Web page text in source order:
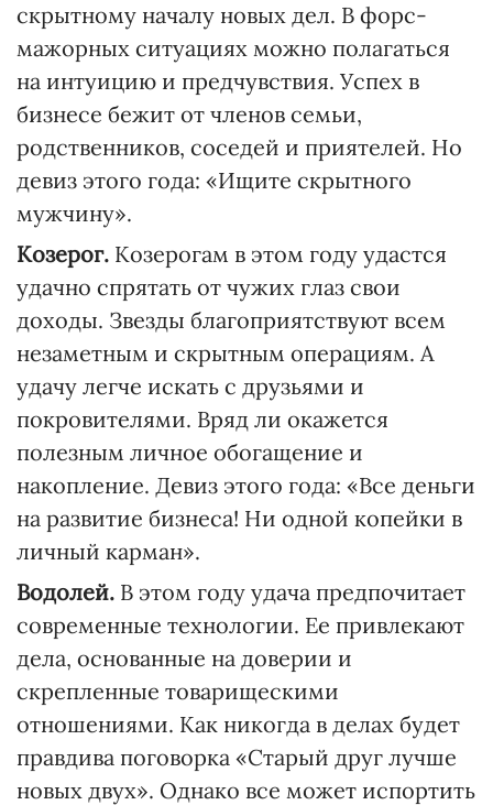
скрытному началу новых дел. В форс-
мажорных ситуациях можно полагаться
на интуицию и предчувствия. Успех в
бизнесе бежит от членов семьи,
родственников, соседей и приятелей. Но
девиз этого года: «Ищите скрытного
мужчину».
Козерог. Козерогам в этом году удастся
удачно спрятать от чужих глаз свои
доходы. Звезды благоприятствуют всем
незаметным и скрытным операциям. А
удачу легче искать с друзьями и
покровителями. Вряд ли окажется
полезным личное обогащение и
накопление. Девиз этого года: «Все деньги
на развитие бизнеса! Ни одной копейки в
личный карман».
Водолей. В этом году удача предпочитает
современные технологии. Ее привлекают
дела, основанные на доверии и
скрепленные товарищескими
отношениями. Как никогда в делах будет
правдива поговорка «Старый друг лучше
новых двух». Однако все может испортить